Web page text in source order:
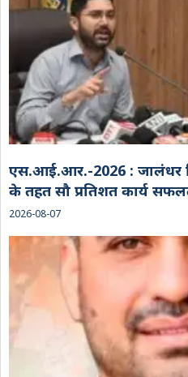
एस.आई.आर.-2026 : जालंधर
के तहत सौ प्रतिशत कार्य
2026-08-07